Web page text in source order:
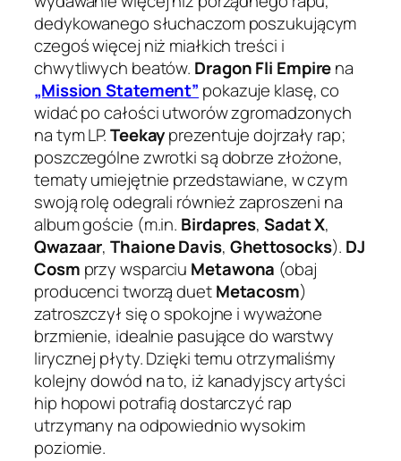
dedykowanego słuchaczom poszukującym
czegoś więcej niż miałkich treści i
chwytliwych beatów. Dragon Fli Empirena
„Mission Statement” pokazuje klasę, co
widać po całości utworów zgromadzonych
na tym LP.Teekayprezentuje dojrzały rap;
poszczególne zwrotki są dobrze złożone,
tematy umiejętnie przedstawiane, w czym
swoją rolę odegrali również zaproszeni na
album goście (m.in. Birdapres, Sadat X,
Qwazaar,Thaione Davis, Ghettosocks). DJ
Cosm przy wsparciu Metawona (obaj
producenci tworzą duetMetacosm)
zatroszczył się o spokojne i wyważone
brzmienie, idealnie pasujące do warstwy
lirycznej płyty. Dzięki temu otrzymaliśmy
kolejny dowód na to, iż kanadyjscy artyści
hip hopowi potrafią dostarczyć rap
utrzymany na odpowiednio wysokim
poziomie.